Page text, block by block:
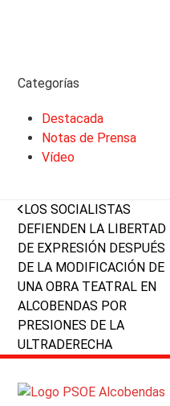
Categorías
Destacada
Notas de Prensa
Vídeo
previous
post:
LOS SOCIALISTAS
DEFIENDEN LA LIBERTAD
DE EXPRESIÓN DESPUÉS
DE LA MODIFICACIÓN DE
UNA OBRA TEATRAL EN
ALCOBENDAS POR
PRESIONES DE LA
ULTRADERECHA